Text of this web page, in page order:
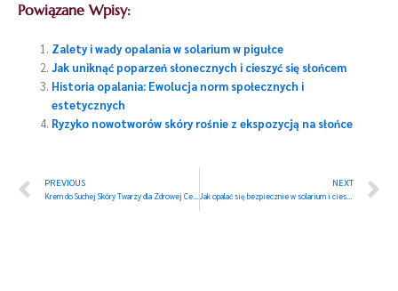
Powiązane Wpisy:
Zalety i wady opalania w solarium w pigułce
Jak uniknąć poparzeń słonecznych i cieszyć się słońcem
Historia opalania: Ewolucja norm społecznych i
estetycznych
Ryzyko nowotworów skóry rośnie z ekspozycją na słońce
Prev
PREVIOUS NEXT
Jak opalać się bezpiecznie w solarium i cieszyć się efektem